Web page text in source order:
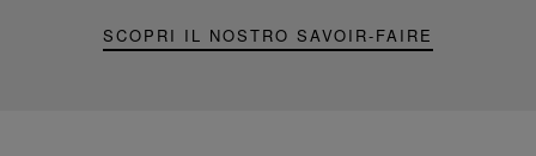
SCOPRI IL NOSTRO SAVOIR-FAIRE